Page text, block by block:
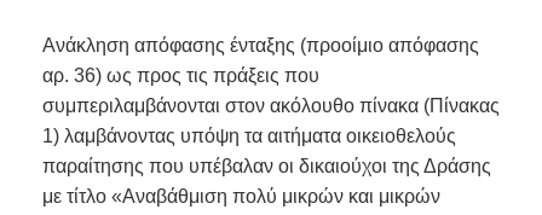
Ανάκληση απόφασης ένταξης (προοίμιο απόφασης
αρ. 36) ως προς τις πράξεις που
συμπεριλαμβάνονται στον ακόλουθο πίνακα (Πίνακας
1) λαμβάνοντας υπόψη τα αιτήματα οικειοθελούς
παραίτησης που υπέβαλαν οι δικαιούχοι της Δράσης
με τίτλο «Αναβάθμιση πολύ μικρών και μικρών